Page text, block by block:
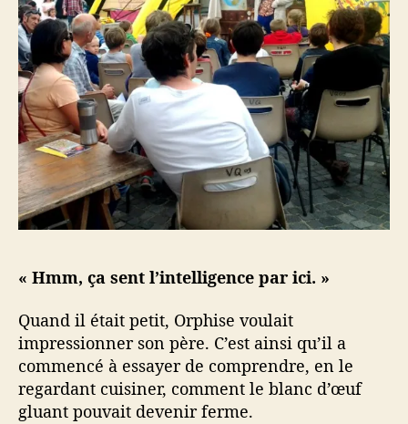
« Hmm, ça sent l’intelligence par ici. »
Quand il était petit, Orphise voulait
impressionner son père. C’est ainsi qu’il a
commencé à essayer de comprendre, en le
regardant cuisiner, comment le blanc d’œuf
gluant pouvait devenir ferme.